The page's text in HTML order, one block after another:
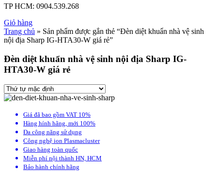
TP HCM: 0904.539.268
Giỏ hàng
Trang chủ » Sản phẩm được gắn thẻ “Đèn diệt khuẩn nhà vệ sinh
nội địa Sharp IG-HTA30-W giá rẻ”
Đèn diệt khuẩn nhà vệ sinh nội địa Sharp IG-
HTA30-W giá rẻ
Giá đã bao gồm VAT 10%
Hàng hính hãng, mới 100%
Đa công năng sử dụng
Công nghệ ion Plasmacluster
Giao hàng toàn quốc
Miễn phí nội thành HN, HCM
Bảo hành chính hãng